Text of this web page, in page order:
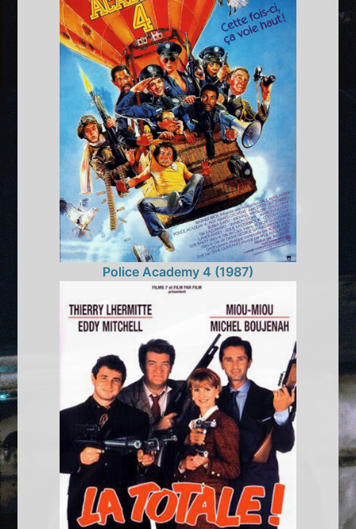
Police Academy 4 (1987)